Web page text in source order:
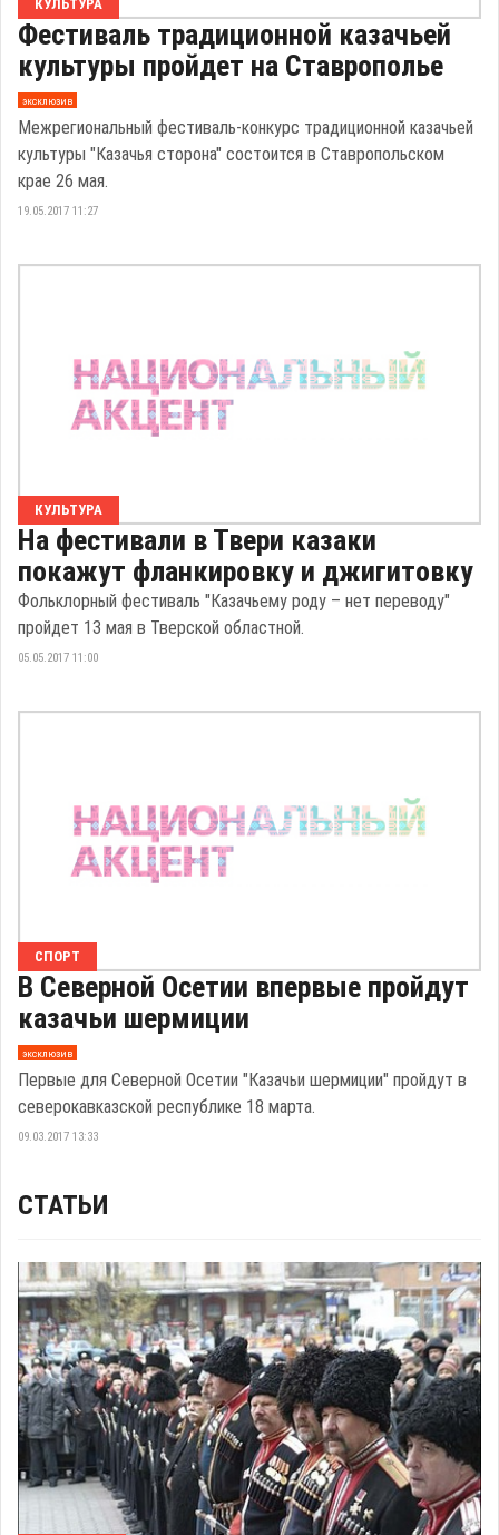
КУЛЬТУРА
Фестиваль традиционной казачьей
культуры пройдет на Ставрополье
эксклюзив
Межрегиональный фестиваль-конкурс традиционной казачьей
культуры "Казачья сторона" состоится в Ставропольском
крае 26 мая.
19.05.2017 11:27
КУЛЬТУРА
На фестивали в Твери казаки
покажут фланкировку и джигитовку
Фольклорный фестиваль "Казачьему роду – нет переводу"
пройдет 13 мая в Тверской областной.
05.05.2017 11:00
СПОРТ
В Северной Осетии впервые пройдут
казачьи шермиции
эксклюзив
Первые для Северной Осетии "Казачьи шермиции" пройдут в
северокавказской республике 18 марта.
09.03.2017 13:33
СТАТЬИ